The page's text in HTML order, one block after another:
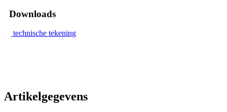
Downloads
technische tekening
Artikelgegevens